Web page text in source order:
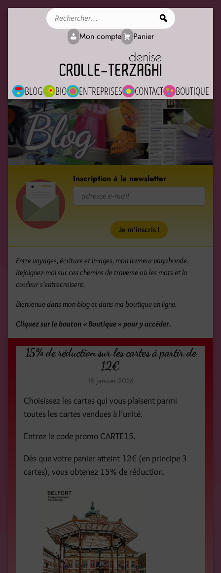
BLOG BIO ENTREPRISES CONTACT BOUTIQUE
Mon compte Panier
Blog
Entre voyages, écriture et images, mon humeur vagabonde.
Rejoignez-moi sur ces chemins de traverse où les mots et la
couleur s’entrecroisent.
Bienvenue dans mon blog et dans ma boutique en ligne.
Cliquez sur le bouton « Boutique » pour y accéder.
Inscription à la newsletter
15% de réduction sur les cartes à partir de
12€
18 janvier 2026
Choisissez les cartes qui vous plaisent parmi
toutes les cartes vendues à l’unité.
Entrez le code promo CARTE15.
Dès que votre panier atteint 12€ (en principe 3
cartes), vous obtenez 15% de réduction.